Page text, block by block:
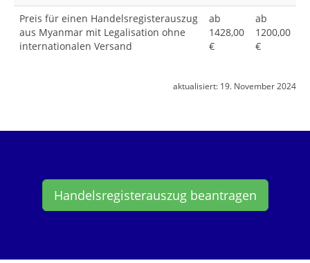
Preis für einen Handelsregisterauszug
aus Myanmar mit Legalisation ohne
internationalen Versand
ab
1428,00
€
ab
1200,00
€
aktualisiert: 19. November 2024
Handelsregisterauszug beantragen